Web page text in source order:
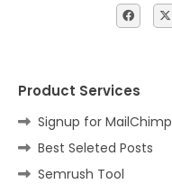
Product Services
Signup for MailChimp
Best Seleted Posts
Semrush Tool